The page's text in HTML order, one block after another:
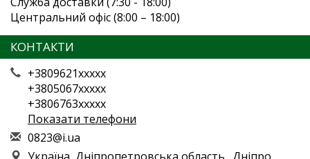
Центральний офіс (8:00 – 18:00)
КОНТАКТИ
+3809621xxxxx
+3805067xxxxx
+3806763xxxxx
Показати телефони
0823@i.ua
Україна, Дніпропетровська область., Дніпро,